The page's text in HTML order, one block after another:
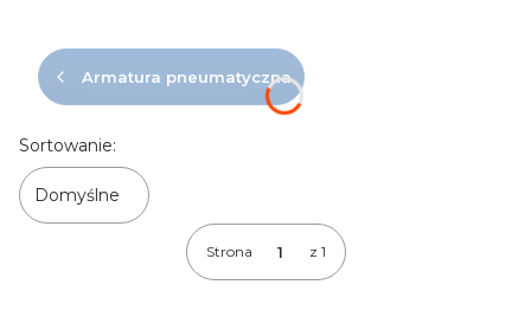
Armatura pneumatyczna
Lista produktów
Sortowanie:
Domyślne
Strona z 1